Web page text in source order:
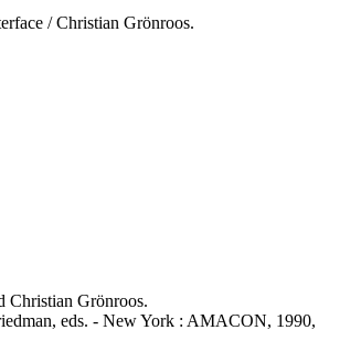
/ Christian Grönroos.
Christian Grönroos.
eds. - New York : AMACON, 1990,